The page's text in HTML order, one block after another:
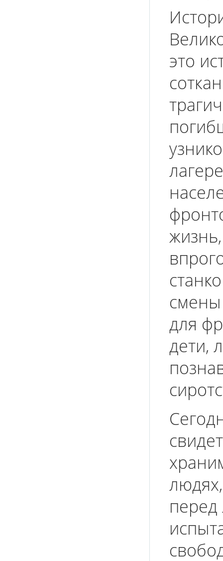
это
смены
для
дети,
перед